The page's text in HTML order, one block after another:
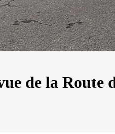
de la Route